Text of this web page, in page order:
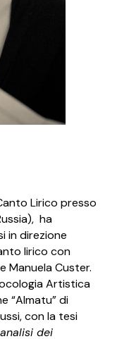
Lirico presso
ha
in direzione
lirico con
Manuela Custer.
Artistica
“Almatu” di
con la tesi
dei